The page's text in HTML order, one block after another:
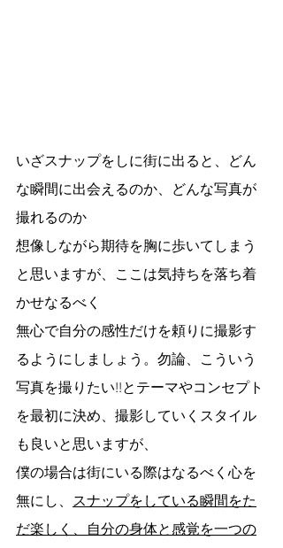
いざスナップをしに街に出ると、どん
な瞬間に出会えるのか、どんな写真が
撮れるのか
想像しながら期待を胸に歩いてしまう
と思いますが、ここは気持ちを落ち着
かせなるべく
無心で自分の感性だけを頼りに撮影す
るようにしましょう。勿論、こういう
写真を撮りたい!!とテーマやコンセプト
を最初に決め、撮影していくスタイル
も良いと思いますが、
僕の場合は街にいる際はなるべく心を
無にし、 スナップをしている瞬間をた
だ楽しく、自分の身体と感覚を一つの